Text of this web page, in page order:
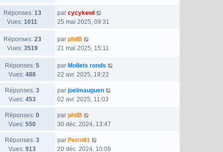
gs
s
g
e
r
m
s
s
g
e
n
i
r
m
s
s
g
e
Réponses: 13
Vues: 1011
D
e
n
i
r
m
s
s
g
par cycykewl
25 mai 2025, 09:31
Réponses: 23
Vues: 3519
D
e
n
i
r
m
s
s
a
g
par philB
21 mai 2025, 15:11
Réponses: 5
Vues: 488
D
e
n
i
r
m
s
par Mollets ronds
22 avr. 2025, 19:22
Réponses: 3
Vues: 453
D
e
n
i
r
par joelmauguen
02 avr. 2025, 11:03
Réponses: 0
Vues: 550
D
e
n
i
par philB
30 déc. 2024, 13:47
Réponses: 3
Vues: 913
D
e
par Petro91
20 déc. 2024, 10:09